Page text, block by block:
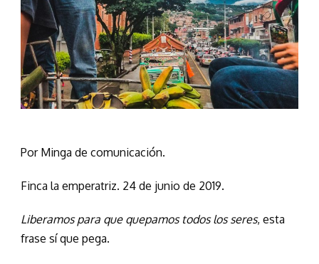
Por Minga de comunicación.
Finca la emperatriz. 24 de junio de 2019.
Liberamos para que quepamos todos los seres, esta
frase sí que pega.